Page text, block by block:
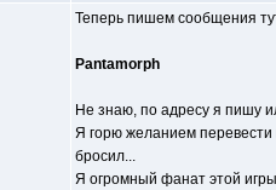
Теперь пишем сообщения
Pantamorph
Не знаю, по адресу я пишу
Я горю желанием перевести
бросил...
Я огромный фанат этой